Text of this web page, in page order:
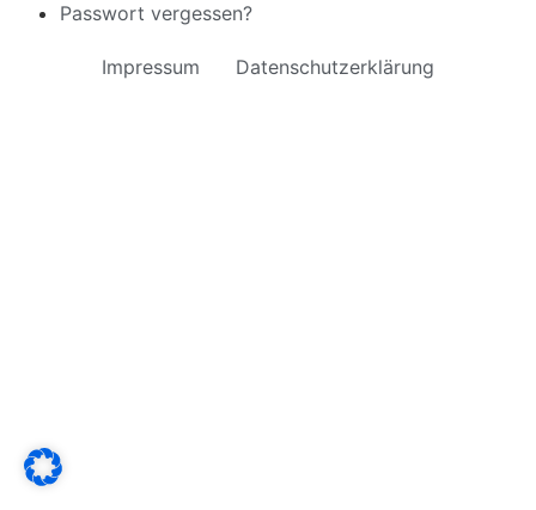
Passwort vergessen?
Impressum Datenschutzerklärung